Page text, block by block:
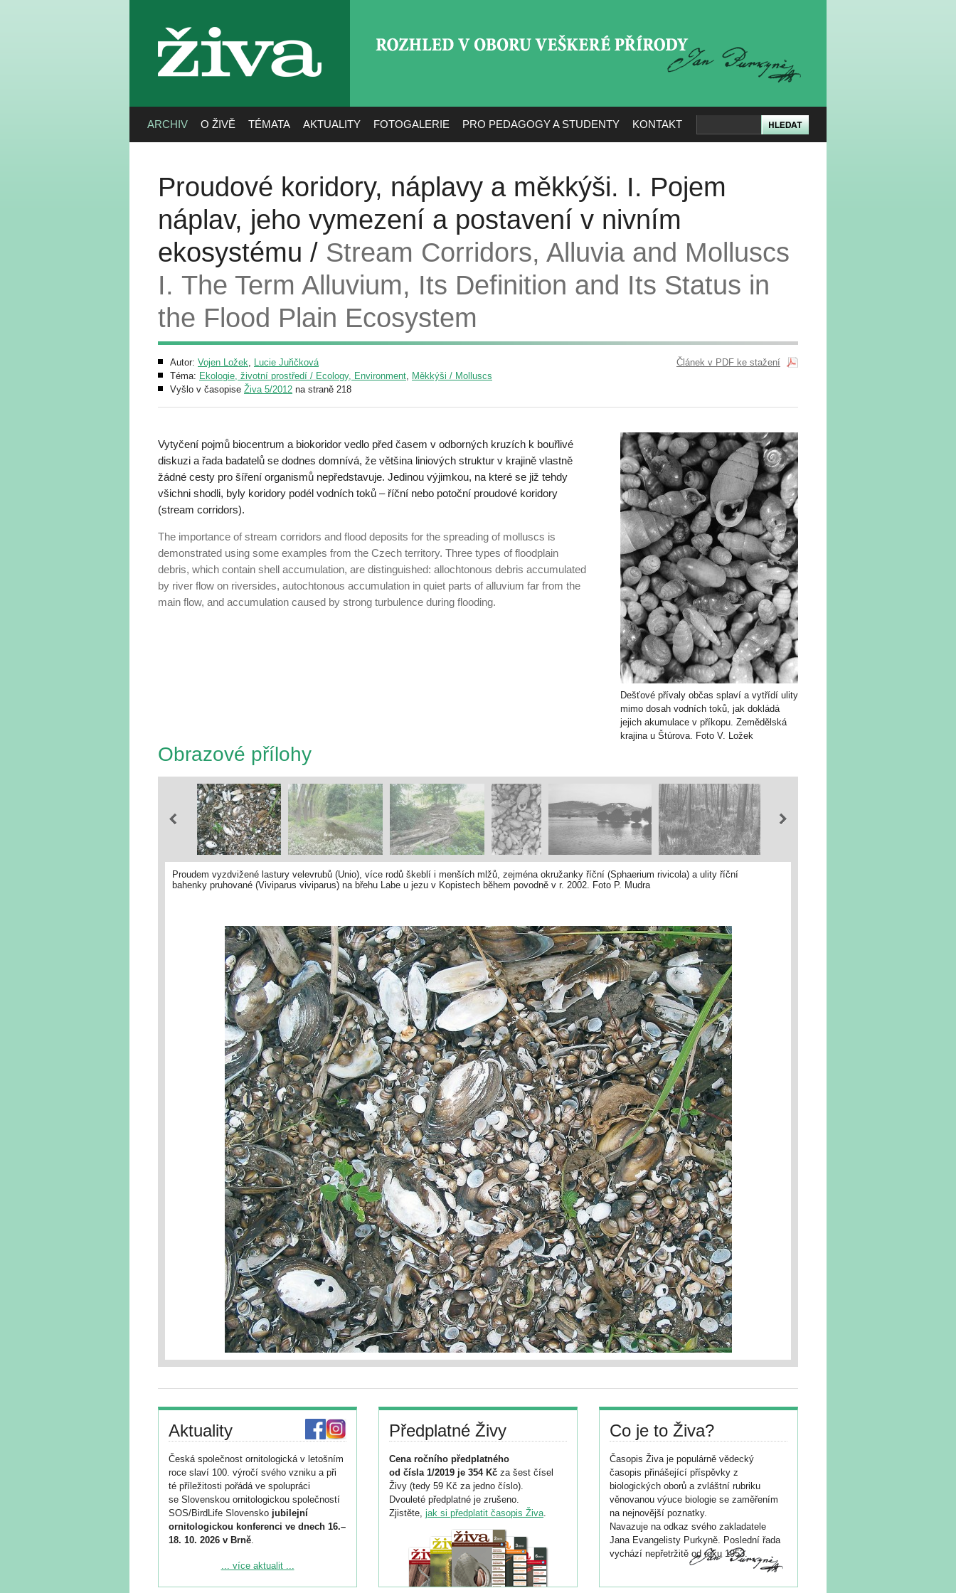
živa
ARCHIV O ŽIVĚ TÉMATA AKTUALITY FOTOGALERIE PRO PEDAGOGY A STUDENTY KONTAKT
Proudové koridory, náplavy a měkkýši. I. Pojem
náplav, jeho vymezení a postavení v nivním
ekosystému / Stream Corridors, Alluvia and Molluscs
I. The Term Alluvium, Its Definition and Its Status in
the Flood Plain Ecosystem
Autor: Vojen Ložek, Lucie Juřičková
Téma: Ekologie, životní prostředí / Ecology, Environment, Měkkýši / Molluscs
Vyšlo v časopise Živa 5/2012 na straně 218
Článek v PDF ke stažení
Vytyčení pojmů biocentrum a biokoridor vedlo před časem v odborných kruzích k bouřlivé
diskuzi a řada badatelů se dodnes domnívá, že většina liniových struktur v krajině vlastně
žádné cesty pro šíření organismů nepředstavuje. Jedinou výjimkou, na které se již tehdy
všichni shodli, byly koridory podél vodních toků – říční nebo potoční proudové koridory
(stream corridors).
The importance of stream corridors and flood deposits for the spreading of molluscs is
demonstrated using some examples from the Czech territory. Three types of floodplain
debris, which contain shell accumulation, are distinguished: allochtonous debris accumulated
by river flow on riversides, autochtonous accumulation in quiet parts of alluvium far from the
main flow, and accumulation caused by strong turbulence during flooding.
Dešťové přívaly občas splaví a vytřídí ulity
mimo dosah vodních toků, jak dokládá
jejich akumulace v příkopu. Zemědělská
krajina u Štúrova. Foto V. Ložek
Obrazové přílohy
Proudem vyzdvižené lastury velevrubů (Unio), více rodů škeblí i menších mlžů, zejména okružanky říční (Sphaerium rivicola) a ulity říční
bahenky pruhované (Viviparus viviparus) na břehu Labe u jezu v Kopistech během povodně v r. 2002. Foto P. Mudra
Aktuality
Česká společnost ornitologická v letošním
roce slaví 100. výročí svého vzniku a při
té příležitosti pořádá ve spolupráci
se Slovenskou ornitologickou společností
SOS/BirdLife Slovensko jubilejní
ornitologickou konferenci ve dnech 16.–
18. 10. 2026 v Brně.
Podrobnější informace ke konferenci
... více aktualit ...
Předplatné Živy
Cena ročního předplatného
od čísla 1/2019 je 354 Kč za šest čísel
Živy (tedy 59 Kč za jedno číslo).
Dvouleté předplatné je zrušeno.
Zjistěte, jak si předplatit časopis Živa.
Co je to Živa?
Časopis Živa je populárně vědecký
časopis přinášející příspěvky z
biologických oborů a zvláštní rubriku
věnovanou výuce biologie se zaměřením
na nejnovější poznatky.
Navazuje na odkaz svého zakladatele
Jana Evangelisty Purkyně. Poslední řada
vychází nepřetržitě od roku 1953.